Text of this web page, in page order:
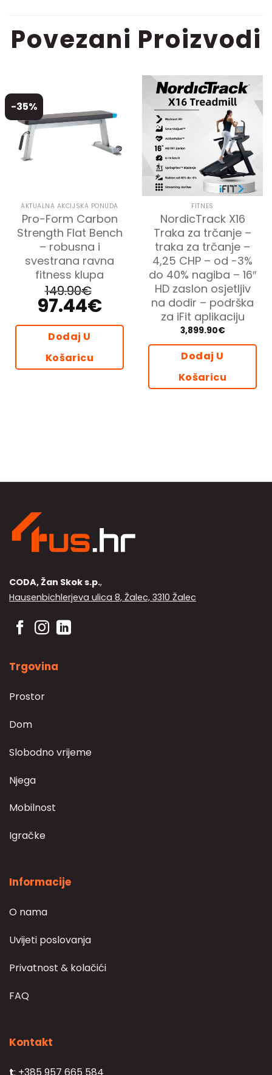
Povezani Proizvodi
-35%
AKTUALNA AKCIJSKA PONUDA
Pro-Form Carbon
Strength Flat Bench
– robusna i
svestrana ravna
fitness klupa
149.90€
Izvorna
cijena
bila
je:
149.90€.
97.44€Trenutna
cijena
97.44€.
Dodaj U
Košaricu
FITNES
NordicTrack X16
Traka za trčanje –
traka za trčanje –
4,25 CHP – od -3%
do 40% nagiba – 16″
HD zaslon osjetljiv
na dodir – podrška
za iFit aplikaciju
3,899.90€
Dodaj U
Košaricu
CODA, Žan Skok s.p.,
Hausenbichlerjeva ulica 8, Žalec, 3310 Žalec
Trgovina
Prostor
Dom
Slobodno vrijeme
Njega
Mobilnost
Igračke
Informacije
O nama
Uvijeti poslovanja
Privatnost & kolačići
FAQ
Kontakt